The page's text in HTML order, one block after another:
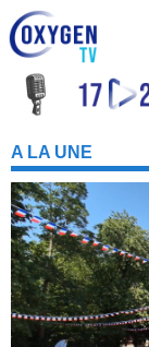
A LA UNE